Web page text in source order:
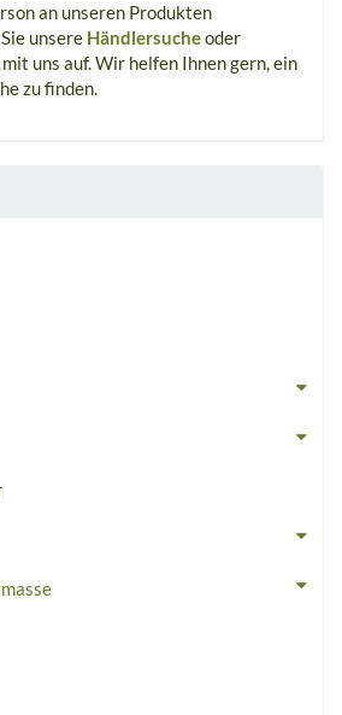
an unseren Produkten
unsere Händlersucheoder
uns auf. Wir helfen Ihnen gern, ein
zu finden.